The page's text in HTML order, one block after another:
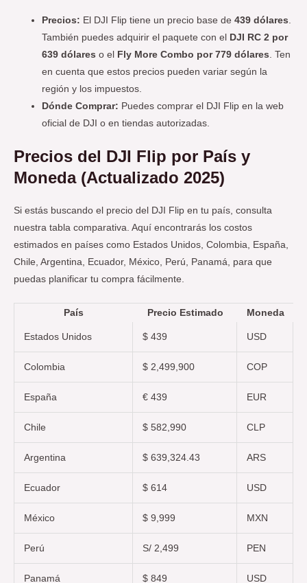
Precios: El DJI Flip tiene un precio base de439 dólares
También puedes adquirir el paquete con el
DJI RC 2 por
639 dólares o el Fly More Combo por 779 dólares . Ten
en cuenta que estos precios pueden variar según la
región y los impuestos.
Dónde Comprar: Puedes comprar el DJI Flip en la web
oficial de DJI o en tiendas autorizadas.
Precios del DJI Flip por País y
Moneda (Actualizado 2025)
Si estás buscando el precio del DJI Flip en tu país, consulta
nuestra tabla comparativa. Aquí encontrarás los costos
estimados en países como Estados Unidos, Colombia, España,
Chile, Argentina, Ecuador, México, Perú, Panamá, para que
puedas planificar tu compra fácilmente.
País Precio Estimado Moneda
Estados Unidos $ 439 USD
Colombia $ 2,499,900 COP
España € 439 EUR
Chile $ 582,990 CLP
Argentina $ 639,324.43 ARS
Ecuador $ 614 USD
México $ 9,999 MXN
Perú S/ 2,499 PEN
Panamá $ 849 USD